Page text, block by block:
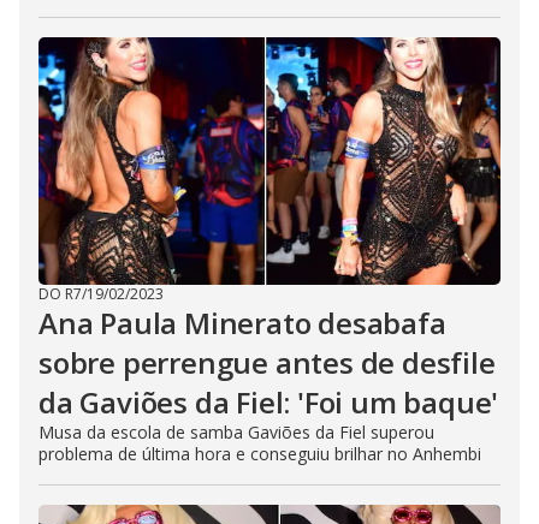
DO R7/19/02/2023
Ana Paula Minerato desabafa
sobre perrengue antes de desfile
da Gaviões da Fiel: 'Foi um baque'
Musa da escola de samba Gaviões da Fiel superou
problema de última hora e conseguiu brilhar no Anhembi